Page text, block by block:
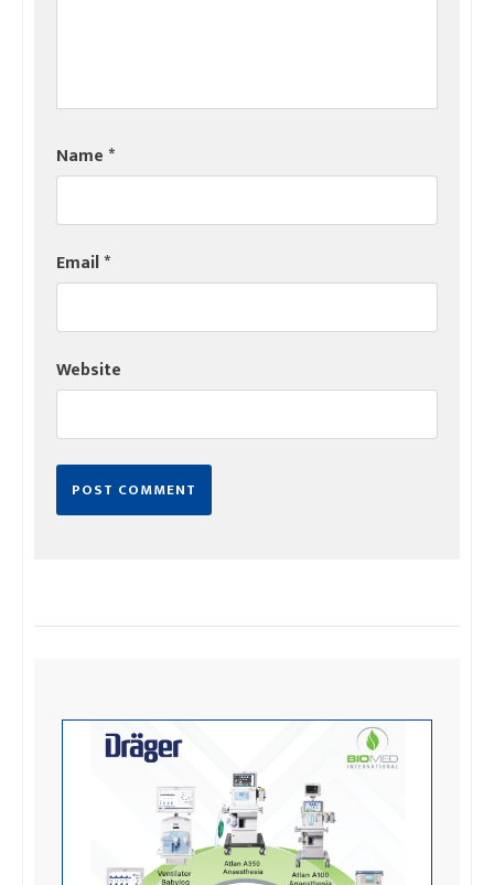
Name*
Email*
Website